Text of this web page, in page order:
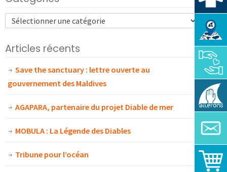
Articles récents
Save the sanctuary : lettre ouverte au
gouvernement des Maldives
AGAPARA, partenaire du projet Diable de mer
MOBULA : La Légende des Diables
Tribune pour l’océan